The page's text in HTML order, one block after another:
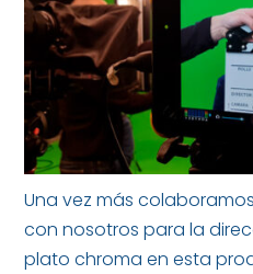
Una vez más
con nosotros para la
plato chroma en esta